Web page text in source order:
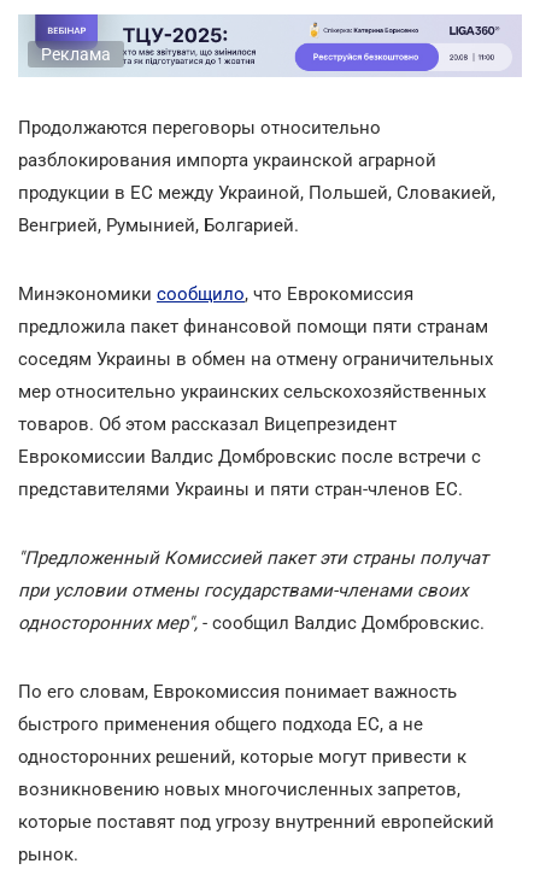
Реклама
Продолжаются переговоры относительно
разблокирования импорта украинской аграрной
продукции в ЕС между Украиной, Польшей, Словакией,
Венгрией, Румынией, Болгарией.
Минэкономики сообщило, что Еврокомиссия
предложила пакет финансовой помощи пяти странам
соседям Украины в обмен на отмену ограничительных
мер относительно украинских сельскохозяйственных
товаров. Об этом рассказал Вицепрезидент
Еврокомиссии Валдис Домбровскис после встречи с
представителями Украины и пяти стран-членов ЕС.
"Предложенный Комиссией пакет эти страны получат
при условии отмены государствами-членами своих
односторонних мер", - сообщил Валдис Домбровскис.
По его словам, Еврокомиссия понимает важность
быстрого применения общего подхода ЕС, а не
односторонних решений, которые могут привести к
возникновению новых многочисленных запретов,
которые поставят под угрозу внутренний европейский
рынок.